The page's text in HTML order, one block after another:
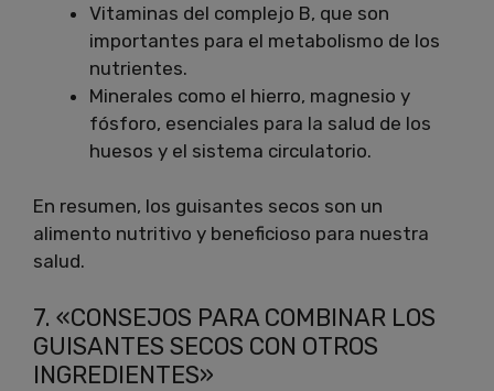
Vitaminas del complejo B, que son
importantes para el metabolismo de los
nutrientes.
Minerales como el hierro, magnesio y
fósforo, esenciales para la salud de los
huesos y el sistema circulatorio.
En resumen, los guisantes secos son un
alimento nutritivo y beneficioso para nuestra
salud.
7. «CONSEJOS PARA COMBINAR LOS
GUISANTES SECOS CON OTROS
INGREDIENTES»